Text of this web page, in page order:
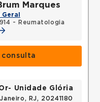
Marques
- Reumatologia
consulta
Unidade Glória
RJ, 20241180